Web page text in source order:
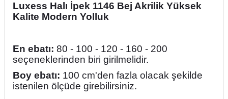
Luxess Halı İpek 1146 Bej Akrilik Yüksek
Kalite Modern Yolluk
En ebatı: 80 - 100 - 120 - 160 - 200
seçeneklerinden biri girilmelidir.
Boy ebatı: 100 cm'den fazla olacak şekilde
istenilen ölçüde girebilirsiniz.